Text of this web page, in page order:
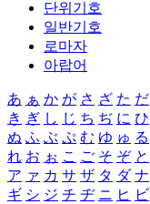
단위기호
일반기호
로마자
아랍어
あ ぁ か が さ ざ た だ
き ぎ し じ ち ぢ に ひ
ぬ ふ ぶ ぷ む ゆ ゅ る
れ お ぉ こ ご そ ぞ と
ア ァ カ サ ザ タ ダ ナ
ギ シ ジ チ ヂ ニ ヒ ビ